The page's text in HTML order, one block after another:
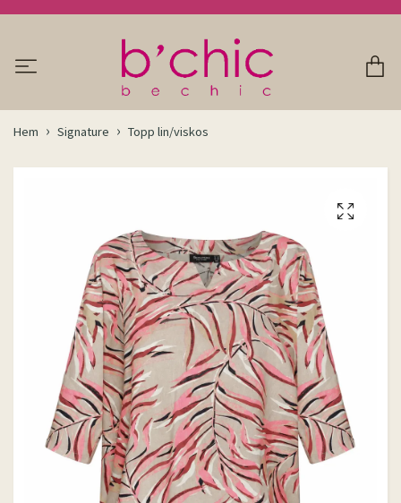
Hem Signature Topp lin/viskos